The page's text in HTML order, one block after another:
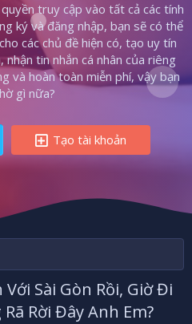
truy cập vào tất cả các tính
ký và đăng nhập, bạn sẽ có thể
các chủ đề hiện có, tạo uy tín
nhận tin nhắn cá nhân của riêng
và hoàn toàn miễn phí, vậy bạn
gì nữa?
Tạo tài khoản
Sài Gòn Rồi, Giờ Đi
Rời Đây Anh Em?